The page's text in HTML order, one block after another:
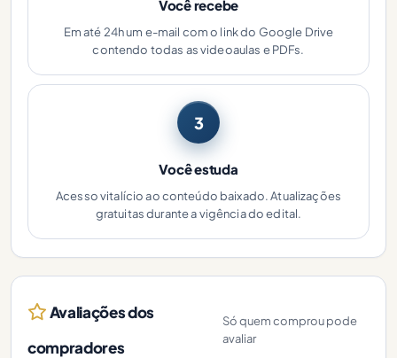
Você recebe
Em até 24h um e-mail com o link do Google Drive
contendo todas as videoaulas e PDFs.
3
Você estuda
Acesso vitalício ao conteúdo baixado. Atualizações
gratuitas durante a vigência do edital.
Avaliações dos
compradores
Só quem comprou pode
avaliar